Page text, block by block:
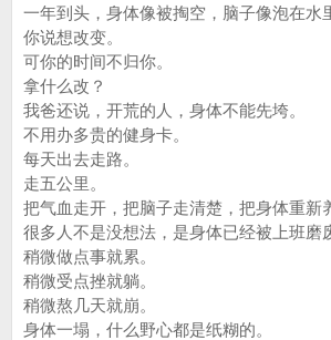
一年到头，身体像被掏空，脑子像泡在水
你说想改变。
可你的时间不归你。
拿什么改？
我爸还说，开荒的人，身体不能先垮。
不用办多贵的健身卡。
每天出去走路。
走五公里。
把气血走开，把脑子走清楚，把身体重新
很多人不是没想法，是身体已经被上班磨
稍微做点事就累。
稍微受点挫就躺。
稍微熬几天就崩。
身体一塌，什么野心都是纸糊的。